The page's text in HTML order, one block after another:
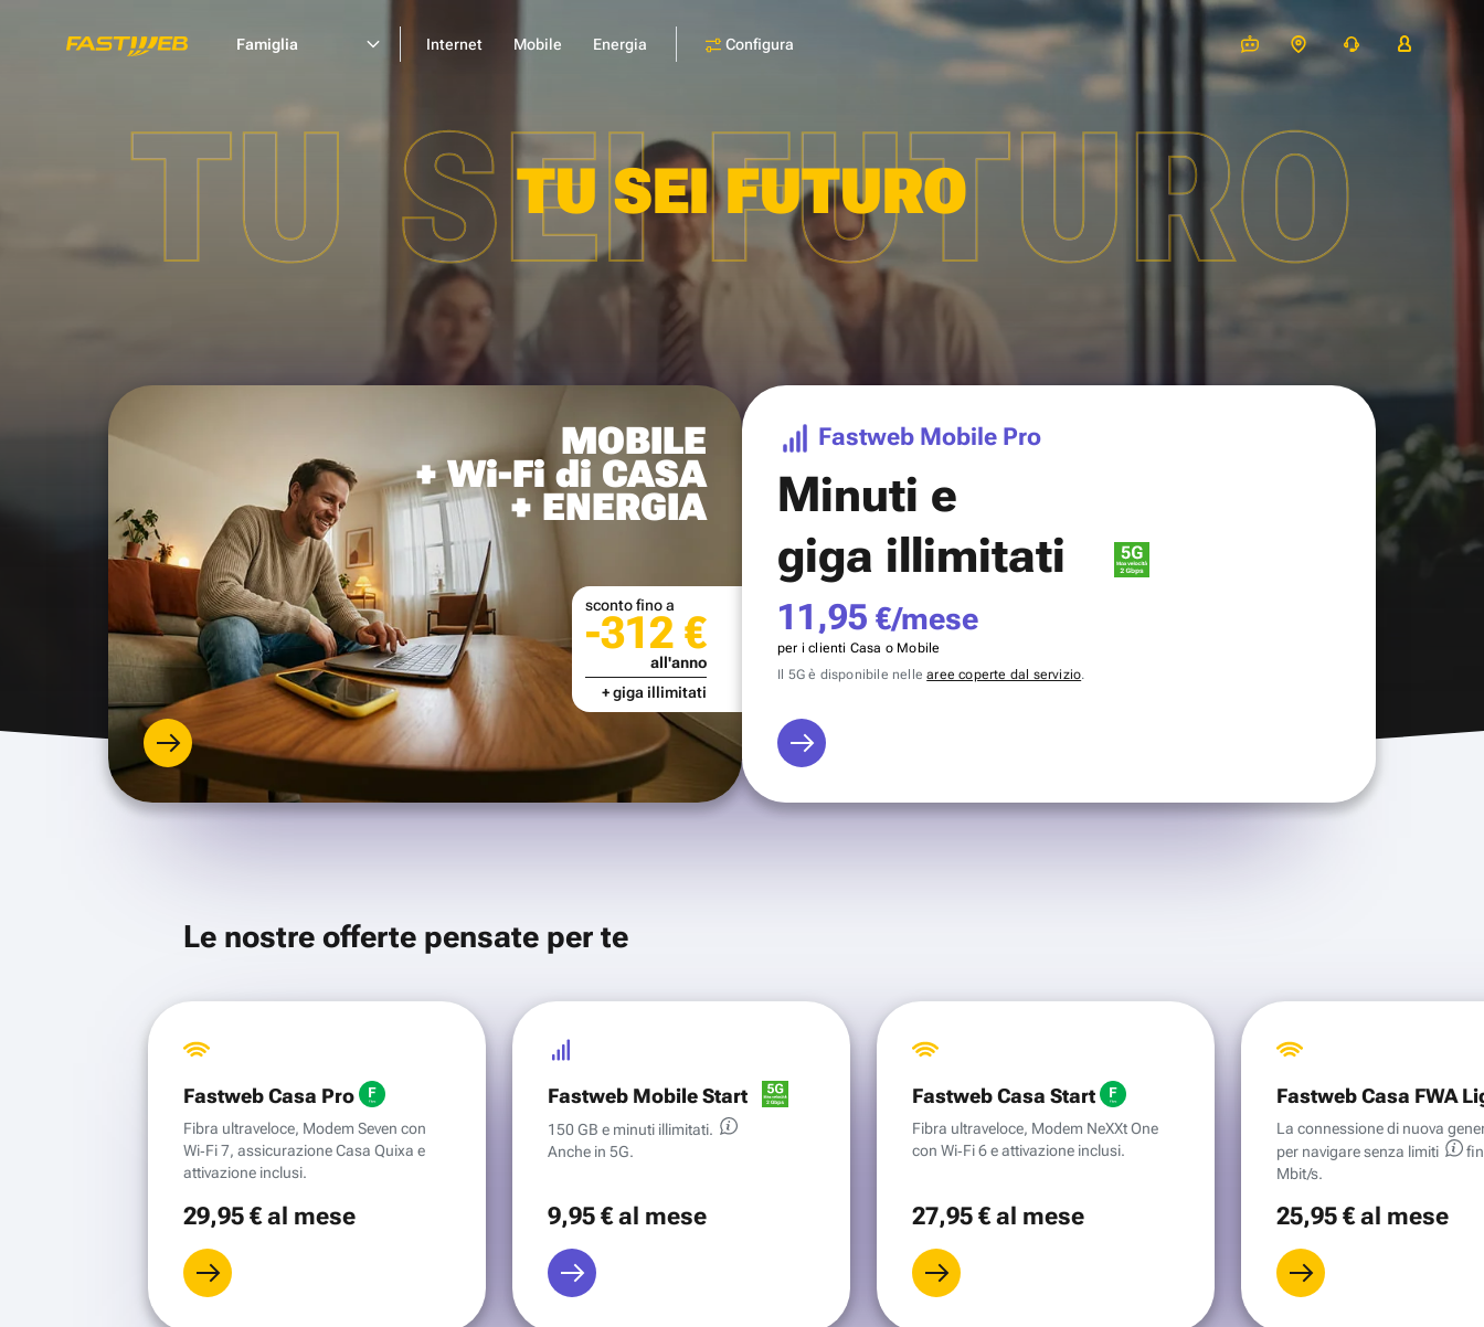
Famiglia Internet Mobile Energia Configura
TU SEI FUTURO
TU SEI FUTURO
MOBILE
+ Wi-Fi di CASA
+ ENERGIA
sconto fino a
-312 €
all'anno
+ giga illimitati
Fastweb Mobile Pro
Minuti e
giga illimitati
11,95 €/mese
per i clienti Casa o Mobile
Il 5G è disponibile nellearee coperte dal servizio.
Le nostre offerte pensate per te
Fastweb Casa Pro
Fibra ultraveloce, Modem Seven con
Wi‑Fi 7, assicurazione Casa Quixa e
attivazione inclusi.
29,95 €al mese
Fastweb Mobile Start
150 GB e minuti illimitati.
Anche in 5G.
9,95 €al mese
Fastweb Casa Start
Fibra ultraveloce, Modem NeXXt One
con Wi‑Fi 6 e attivazione inclusi.
27,95 €al mese
Fastweb Casa FWA
La connessione di nuova
per navigare senza limiti
Mbit/s.
25,95 €al mese